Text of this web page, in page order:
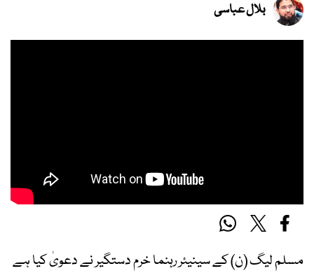
بلال عباسی
مسلم لیگ (ن) کے سینیئر رہنما خرم دستگیر نے دعویٰ کیا ہے